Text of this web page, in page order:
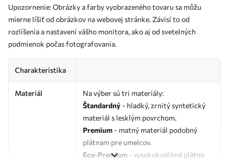
Upozornenie: Obrázky a farby vyobrazeného tovaru sa môžu
mierne líšiť od obrázkov na webovej stránke. Závisí to od
rozlíšenia a nastavení vášho monitora, ako aj od svetelných
podmienok počas fotografovania.
Charakteristika
Materiál
Na výber sú tri materiály:
Štandardný - hladký, zrnitý syntetický
materiál s lesklým povrchom.
Premium - matný materiál podobný
plátnam pre umelcov.
Eco-Premium - vysokokvalitné plátno